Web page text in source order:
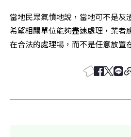
當地民眾氣憤地說，當地可不是灰
希望相關單位能夠盡速處理，業者
在合法的處理場，而不是任意放置